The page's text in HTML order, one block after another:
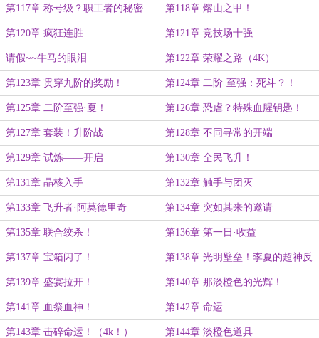
第117章 称号级？职工者的秘密 第118章 熔山之甲！
第120章 疯狂连胜 第121章 竞技场十强
请假~~牛马的眼泪 第122章 荣耀之路（4K）
第123章 贯穿九阶的奖励！ 第124章 二阶·至强：死斗？！
第125章 二阶至强·夏！ 第126章 恐虐？特殊血腥钥匙！
第127章 套装！升阶战 第128章 不同寻常的开端
第129章 试炼——开启 第130章 全民飞升！
第131章 晶核入手 第132章 触手与团灭
第133章 飞升者·阿莫德里奇 第134章 突如其来的邀请
第135章 联合绞杀！ 第136章 第一日·收益
第137章 宝箱闪了！ 第138章 光明壁垒！李夏的超神反
应
第139章 盛宴拉开！ 第140章 那淡橙色的光辉！
第141章 血祭血神！ 第142章 命运
第143章 击碎命运！（4k！） 第144章 淡橙色道具